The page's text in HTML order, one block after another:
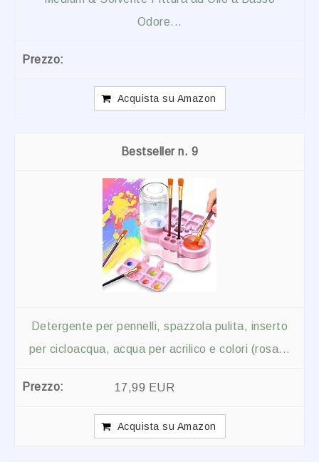
Odore...
Acquista su Amazon
9
Detergente per pennelli, spazzola pulita, inserto
per cicloacqua, acqua per acrilico e colori (rosa...
17,99 EUR
Acquista su Amazon